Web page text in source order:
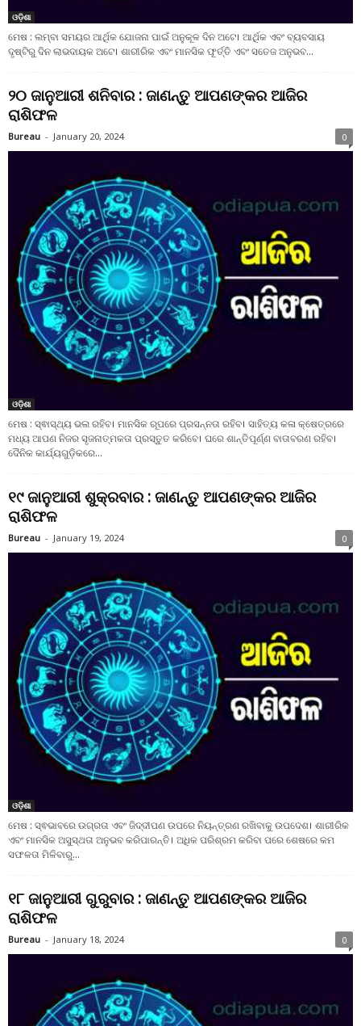
ଓଡ଼ିଶା
ମେଷ : ଲମ୍ବା ସମୟର ଆର୍ଥିକ ଯୋଜନା ପାଇଁ ଅନୁକୂଳ ଦିନ ଅଟେ। ଆର୍ଥିକ ଏବଂ ବ୍ୟବସାୟ
ଦୃଷ୍ଟିରୁ ଦିନ ଲାଭଦାୟକ ଅଟେ। ଶାରୀରିକ ଏବଂ ମାନସିକ ଫୂର୍ତ୍ତି ଏବଂ ସତେଜ ଅନୁଭବ...
୨୦ ଜାନୁଆରୀ ଶନିବାର : ଜାଣନ୍ତୁ ଆପଣଙ୍କର ଆଜିର
ରାଶିଫଳ
Bureau - January 20, 2024 0
ଓଡ଼ିଶା
ମେଷ : ସ୍ଵାସ୍ଥ୍ୟ ଭଲ ରହିବ। ମାନସିକ ରୂପରେ ପ୍ରସନ୍ନତା ରହିବ। ସାହିତ୍ୟ କଳା କ୍ଷେତ୍ରରେ
ମଧ୍ୟ ଆପଣ ନିଜର ସୃଜନାତ୍ମକତା ପ୍ରସ୍ତୁତ କରିବେ। ଘରେ ଶାନ୍ତିପୂର୍ଣ୍ଣ ବାତାବରଣ ରହିବ।
ଦୈନିକ କାର୍ଯ୍ୟଗୁଡ଼ିକରେ...
୧୯ ଜାନୁଆରୀ ଶୁକ୍ରବାର : ଜାଣନ୍ତୁ ଆପଣଙ୍କର ଆଜିର
ରାଶିଫଳ
Bureau - January 19, 2024 0
ଓଡ଼ିଶା
ମେଷ : ସ୍ଵଭାବରେ ଉଗ୍ରତା ଏବଂ ଜିଦ୍ଦୀପଣ ଉପରେ ନିୟନ୍ତ୍ରଣ ରଖିବାକୁ ଉପଦେଶ। ଶାରୀରିକ
ଏବଂ ମାନସିକ ଅସୁସ୍ଥତା ଅନୁଭବ କରିପାରନ୍ତି। ଅଧିକ ପରିଶ୍ରମ କରିବା ପରେ ଶେଷରେ କମ
ସଫଳତା ମିଳିବାରୁ...
୧୮ ଜାନୁଆରୀ ଗୁରୁବାର : ଜାଣନ୍ତୁ ଆପଣଙ୍କର ଆଜିର
ରାଶିଫଳ
Bureau - January 18, 2024 0